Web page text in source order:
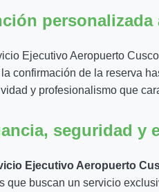
Ejecutivo Aeropuerto
confirmación de la reserva
y profesionalismo que
seguridad y
Ejecutivo Aeropuerto
que buscan un servicio